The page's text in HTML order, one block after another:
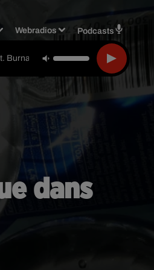
Webradios Podcasts
Burna Boy
dans